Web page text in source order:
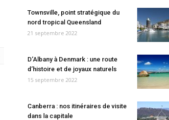
Townsville, point stratégique du
nord tropical Queensland
21 septembre 2022
D’Albany à Denmark : une route
d’histoire et de joyaux naturels
15 septembre 2022
Canberra : nos itinéraires de visite
dans la capitale